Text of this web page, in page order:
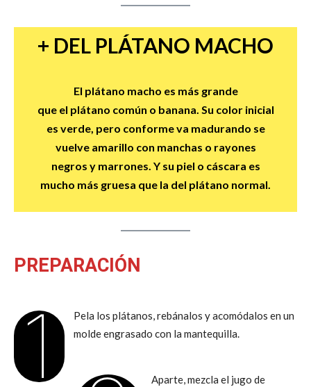
+ DEL PLÁTANO MACHO
El plátano macho es más grande
queel plátano común o banana. Su color inicial
es verde, pero conforme va madurando se
vuelve amarillo con manchas o rayones
negros y marrones. Y su piel o cáscara es
mucho más gruesa que la del plátano normal.
PREPARACIÓN
1
Pela los plátanos, rebánalos y acomódalos en un
molde engrasado con la mantequilla.
Aparte, mezcla el jugo de